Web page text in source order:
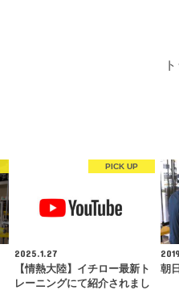
PICK UP
2025.1.27
【情熱大陸】イチロー最新ト
レーニングにて紹介されまし
朝